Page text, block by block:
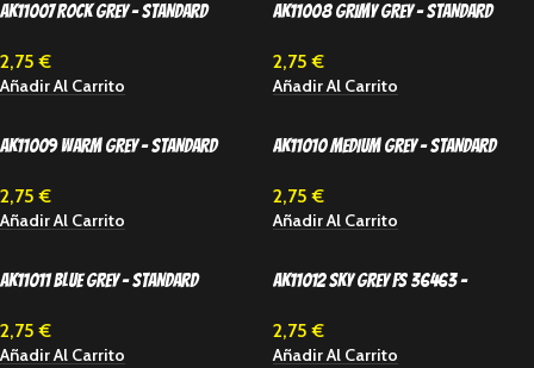
AK11007 ROCK GREY – STANDARD
2,75€
Añadir Al Carrito
AK11008 GRIMY GREY – STANDARD
2,75€
Añadir Al Carrito
AK11009 WARM GREY – STANDARD
2,75€
Añadir Al Carrito
AK11010 MEDIUM GREY – STANDARD
2,75€
Añadir Al Carrito
AK11011 BLUE GREY – STANDARD
2,75€
Añadir Al Carrito
AK11012 SKY GREY FS 36463 –
2,75€
Añadir Al Carrito